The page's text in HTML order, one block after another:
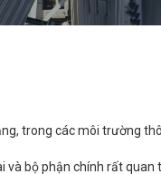
trong các môi trường
và bộ phận chính rất quan